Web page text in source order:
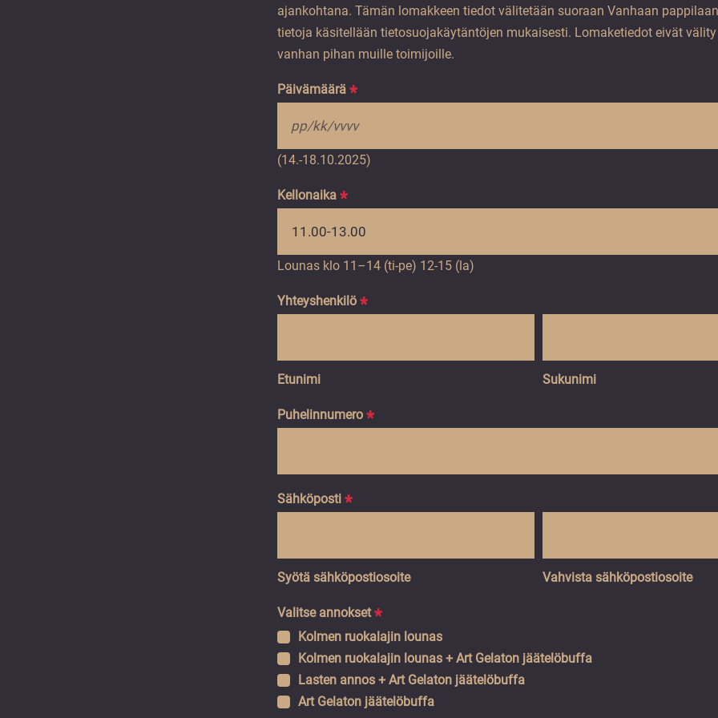
ajankohtana. Tämän lomakkeen tiedot välitetään suoraan Vanhaan
tietoja käsitellään tietosuojakäytäntöjen mukaisesti. Lomaketiedot eivät
vanhan pihan muille toimijoille.
Päivämäärä *
(14.-18.10.2025)
Kellonaika *
Lounas klo 11–14 (ti-pe) 12-15 (la)
Yhteyshenkilö *
Etunimi Sukunimi
Puhelinnumero *
Sähköposti *
Syötä sähköpostiosoite Vahvista sähköpostiosoite
Valitse annokset *
Kolmen ruokalajin lounas
Kolmen ruokalajin lounas + Art Gelaton jäätelöbuffa
Lasten annos + Art Gelaton jäätelöbuffa
Art Gelaton jäätelöbuffa